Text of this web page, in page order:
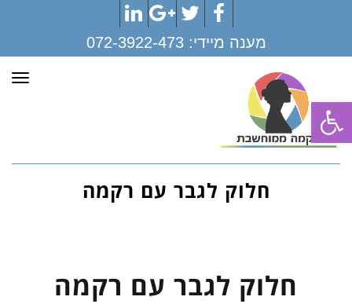
פתח סרגל נגישות
Facebook
Twitter
Google+
LinkedIn
מענה מיידי:072-3922-473
חלוק לגבר עם רקמה
חלוק לגבר עם רקמה